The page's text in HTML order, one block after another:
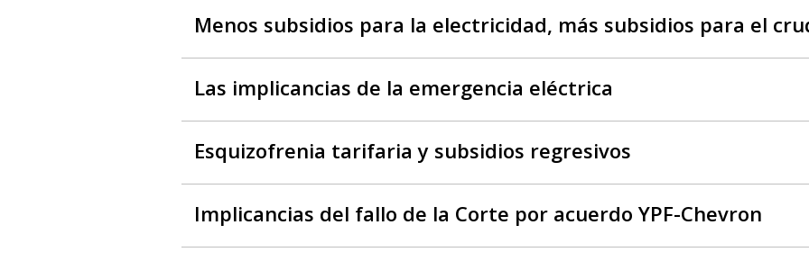
Menos subsidios para la electricidad, más subsidios para el
Las implicancias de la emergencia eléctrica
Esquizofrenia tarifaria y subsidios regresivos
Implicancias del fallo de la Corte por acuerdo YPF-Chevron